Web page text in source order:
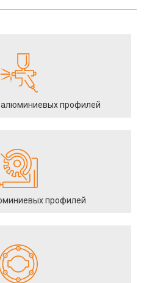
алюминиевых профилей
профилей